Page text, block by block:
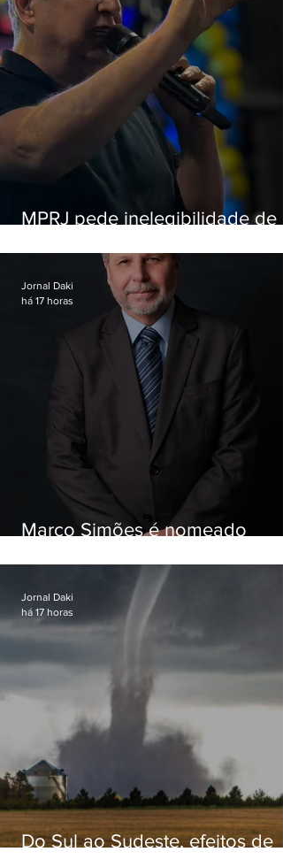
MPRJ pede inelegibilidade de
Marco Simões é nomeado
Jornal Daki
há 17 horas
Do Sul ao Sudeste, efeitos de
Jornal Daki
há 17 horas